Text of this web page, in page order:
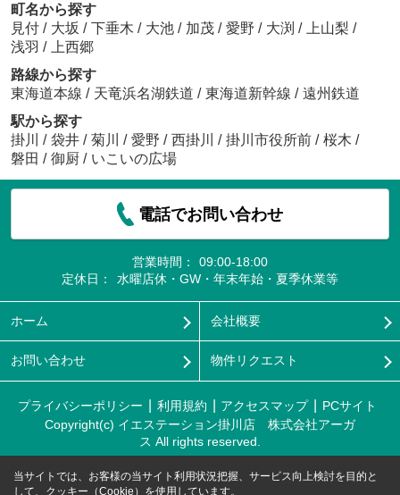
町名から探す
見付 / 大坂 / 下垂木 / 大池 / 加茂 / 愛野 / 大渕 / 上山梨 /
浅羽 /
上西郷
路線から探す
東海道本線 / 天竜浜名湖鉄道 / 東海道新幹線 / 遠州鉄道
駅から探す
掛川
/ 袋井 / 菊川 / 愛野 / 西掛川 / 掛川市役所前 / 桜木 /
磐田 / 御厨 / いこいの広場
電話でお問い合わせ
営業時間：
09:00-18:00
定休日：
水曜店休・GW・年末年始・夏季休業等
ホーム 会社概要
お問い合わせ 物件リクエスト
プライバシーポリシー 利用規約 アクセスマップ
PCサイト
Copyright(c) イエステーション掛川店 株式会社アーガ
ス All rights reserved.
当サイトでは、お客様の当サイト利用状況把握、サービス向上検討を目的と
して、クッキー（Cookie）を使用しています。